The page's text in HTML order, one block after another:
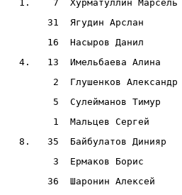
1.    7  Хурматуллин
31  Ягудин Арслан
16  Насыров Данил
4.   13  Имельбаева Алина
2  Глушенков Александр
5  Сулейманов Тимур
1  Мальцев Сергей
8.   35  Байбулатов Динияр
3  Ермаков Борис
36  Шаронин Алексей